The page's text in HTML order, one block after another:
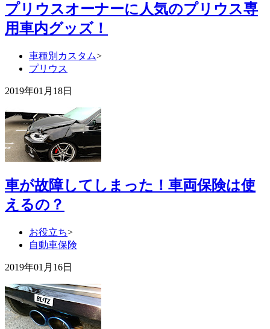
プリウスオーナーに人気のプリウス専
用車内グッズ！
車種別カスタム>
プリウス
2019年01月18日
車が故障してしまった！車両保険は使
えるの？
お役立ち>
自動車保険
2019年01月16日